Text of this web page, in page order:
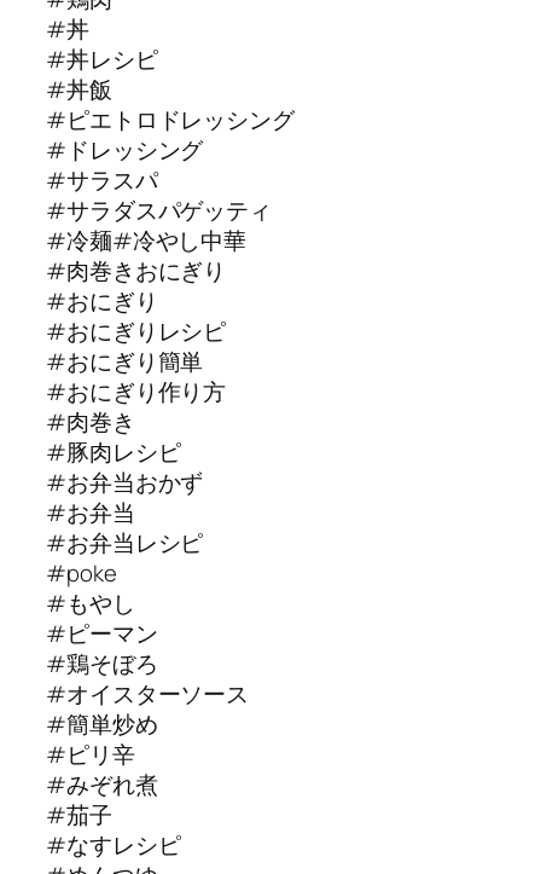
#丼
#丼レシピ
#丼飯
#ピエトロドレッシング
#ドレッシング
#サラスパ
#サラダスパゲッティ
#冷麺#冷やし中華
#肉巻きおにぎり
#おにぎり
#おにぎりレシピ
#おにぎり簡単
#おにぎり作り方
#肉巻き
#豚肉レシピ
#お弁当おかず
#お弁当
#お弁当レシピ
#poke
#もやし
#ピーマン
#鶏そぼろ
#オイスターソース
#簡単炒め
#ピリ辛
#みぞれ煮
#茄子
#なすレシピ